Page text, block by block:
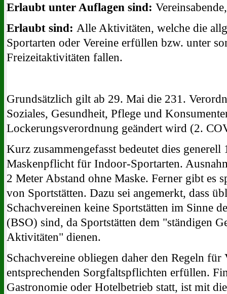
Erlaubt unter Auflagen sind:
Erlaubt sind: Alle Aktivitäten, welche die
Sportarten oder Vereine erfüllen bzw. unter
Freizeitaktivitäten fallen.
Grundsätzlich gilt ab 29. Mai die 231.
Soziales, Gesundheit, Pflege und
Lockerungsverordnung geändert wird (2.
Kurz zusammengefasst bedeutet dies
Maskenpflicht für Indoor-Sportarten.
2 Meter Abstand ohne Maske. Ferner gibt es
von Sportstätten. Dazu sei angemerkt, dass
Schachvereinen keine Sportstätten im Sinne
(BSO) sind, da Sportstätten dem "ständigen
Aktivitäten" dienen.
Schachvereine obliegen daher den Regeln
entsprechenden Sorgfaltspflichten erfüllen.
Gastronomie oder Hotelbetrieb statt, ist mit